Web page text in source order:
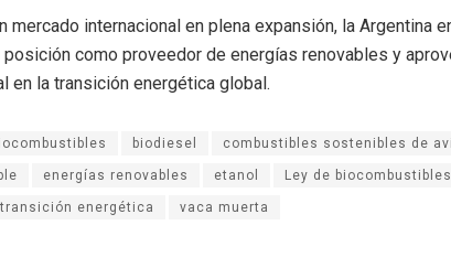
mercado internacional en plena expansión, la Argentina
como proveedor de energías renovables y
en la transición energética global.
biodiesel combustibles sostenibles de
energías renovables etanol Ley de biocombustibles
transición energética vaca muerta